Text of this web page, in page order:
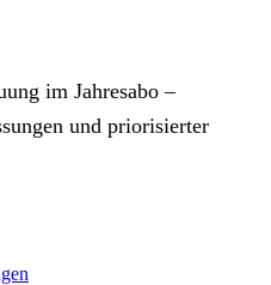
im Jahresabo –
und priorisierter